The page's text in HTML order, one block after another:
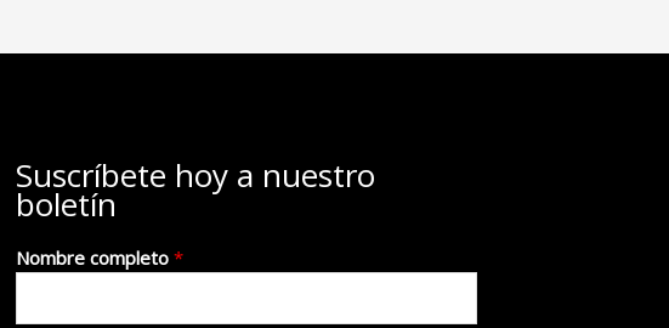
Suscríbete hoy a nuestro
boletín
Nombre completo *